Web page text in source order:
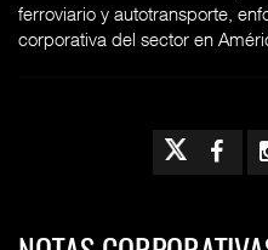
ferroviario y autotransporte,
corporativa del sector en